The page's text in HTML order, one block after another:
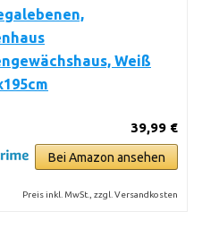
Weiß
39,99 €
Bei Amazon ansehen
Preis inkl. MwSt., zzgl. Versandkosten